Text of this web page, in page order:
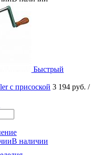
Быстрый
с присоской 3 194 руб. /
В наличии